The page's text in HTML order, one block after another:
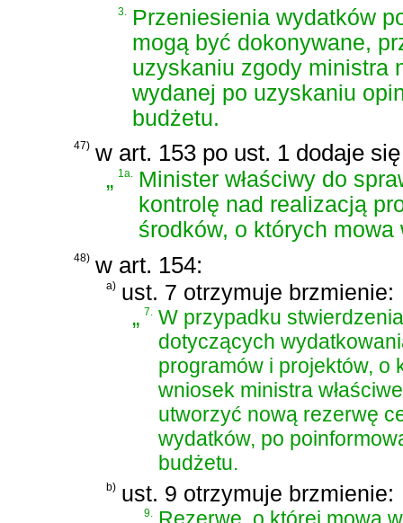
3. Przeniesienia wydatków
mogą być dokonywane,
uzyskaniu zgody ministra
wydanej po uzyskaniu
budżetu.
47) w art. 153 po ust. 1 dodaje
„1a. Minister właściwy do
kontrolę nad realizacją
środków, o których
48) w art. 154:
a) ust. 7 otrzymuje brzmienie:
„ 7. W przypadku
dotyczących
programów i projektów, o
wniosek ministra
utworzyć nową rezerwę
wydatków, po
budżetu.
b) ust. 9 otrzymuje brzmienie:
9.